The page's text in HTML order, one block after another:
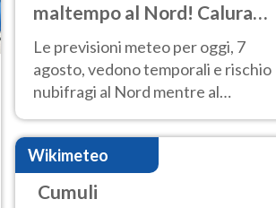
maltempo al Nord! Calura
fino a Ferragosto
Le previsioni meteo per oggi, 7
agosto, vedono temporali e rischio
nubifragi al Nord mentre al
Centro-Sud sole e caldo sempre
molto intenso.
Wikimeteo
Cumuli